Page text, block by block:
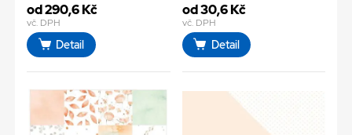
od 290,6 Kč
vč. DPH
Detail
od 30,6 Kč
vč. DPH
Detail